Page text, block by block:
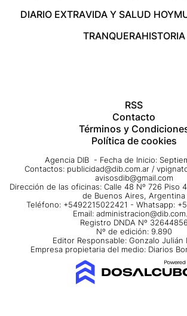
DIARIO EXTRAVIDA Y SALUD HOY
TRANQUERAHISTORIA
RSS
Contacto
Términos y
Política de cookies
Agencia DIB - Fecha de Inicio:
Contactos: publicidad@dib.com.ar /
avisosdib@gmail.com
Dirección de las oficinas: Calle 48 Nº 726 Piso
de Buenos Aires, Argentina
Teléfono: +5492215022421 - Whatsapp:
Email:
Registro DNDA Nº 32644856
Nº de edición: 9.890
Editor Responsable: Gonzalo Julián
Empresa propietaria del medio: Diarios